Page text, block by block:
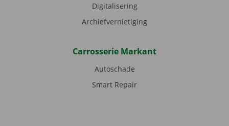
Digitalisering
Archiefvernietiging
Carrosserie Markant
Autoschade
Smart Repair